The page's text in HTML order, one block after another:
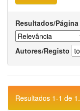
Resultados/Página
Autores/Registo
Resultados 1-1 de 1.